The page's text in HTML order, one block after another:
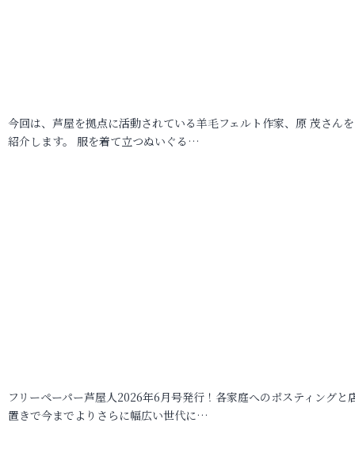
今回は、芦屋を拠点に活動されている羊毛フェルト作家、原 茂さん
紹介します。 服を着て立つぬいぐる…
フリーペーパー芦屋人2026年6月号発行！各家庭へのポスティングと
置きで今までよりさらに幅広い世代に…